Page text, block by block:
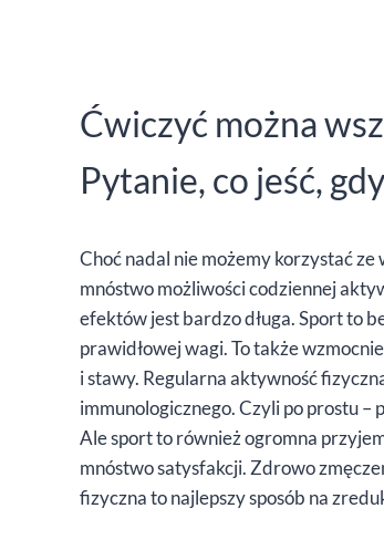
Ćwiczyć można
Pytanie, co jeść,
Choć nadal nie możemy korzystać
mnóstwo możliwości codziennej
efektów jest bardzo długa. Sport to
prawidłowej wagi. To także
i stawy. Regularna aktywność
immunologicznego. Czyli po prostu –
Ale sport to również ogromna
mnóstwo satysfakcji. Zdrowo
fizyczna to najlepszy sposób na